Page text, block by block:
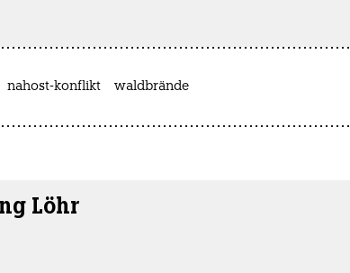
nahost-konflikt waldbrände
Löhr